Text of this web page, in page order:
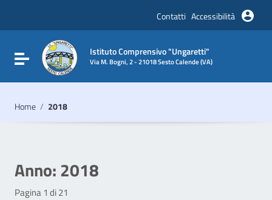
Vai al footer
Contatti Accessibilità
Attiva / disattiva la navigazione
Istituto Comprensivo "Ungaretti"
Via M. Bogni, 2 - 21018 Sesto Calende (VA)
Home / 2018
Anno:2018
Pagina 1 di 21